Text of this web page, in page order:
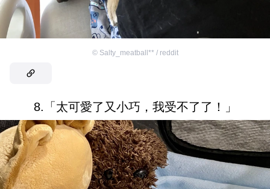
© Salty_meatball** / reddit
8.「太可愛了又小巧，我受不了了！」